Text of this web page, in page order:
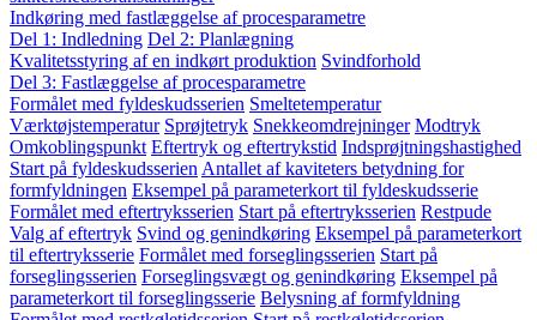
Indkøring med fastlæggelse af procesparametre
Del 1: Indledning Del 2: Planlægning
Kvalitetsstyring af en indkørt produktion Svindforhold
Del 3: Fastlæggelse af procesparametre
Formålet med fyldeskudsserien Smeltetemperatur
Værktøjstemperatur Sprøjtetryk Snekkeomdrejninger Modtryk
Omkoblingspunkt Eftertryk og eftertrykstid Indsprøjtningshastighed
Start på fyldeskudsserien Antallet af kaviteters betydning for
formfyldningen Eksempel på parameterkort til fyldeskudsserie
Formålet med eftertryksserien Start på eftertryksserien Restpude
Valg af eftertryk Svind og genindkøring Eksempel på parameterkort
til eftertryksserie Formålet med forseglingsserien Start på
forseglingsserien Forseglingsvægt og genindkøring Eksempel på
parameterkort til forseglingsserie Belysning af formfyldning